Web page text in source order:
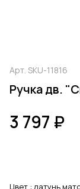
Арт. SKU-11816
Ручка дв.
3 797 ₽